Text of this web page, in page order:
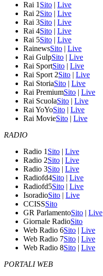
Rai 1 Sito | Live
Rai 2Sito | Live
Rai 3Sito | Live
Rai 4Sito | Live
Rai 5Sito | Live
RainewsSito | Live
Rai GulpSito | Live
Rai SportSito | Live
Rai Sport 2Sito | Live
Rai StoriaSito | Live
Rai PremiumSito | Live
Rai ScuolaSito | Live
Rai YoYoSito | Live
Rai MovieSito | Live
RADIO
Radio 1 Sito | Live
Radio 2Sito | Live
Radio 3Sito | Live
Radiofd4Sito | Live
Radiofd5Sito | Live
IsoradioSito | Live
CCISSSito
GR ParlamentoSito | Live
Giornale RadioSito
Web Radio 6Sito | Live
Web Radio 7Sito | Live
Web Radio 8Sito | Live
PORTALI WEB